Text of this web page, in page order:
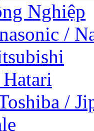
Nghiệp
/
/